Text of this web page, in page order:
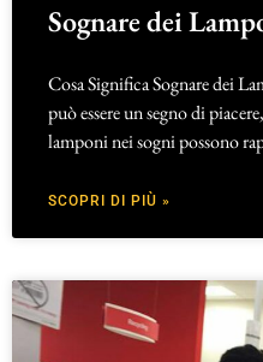
Sognare dei
Cosa Significa Sognare dei
può essere un segno di
lamponi nei sogni possono
SCOPRI DI PIÙ »